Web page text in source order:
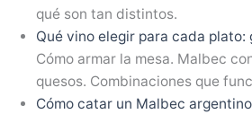
qué son tan distintos.
Qué vino elegir para cada plato:
Cómo armar la mesa. Malbec
quesos. Combinaciones que
Cómo catar un Malbec